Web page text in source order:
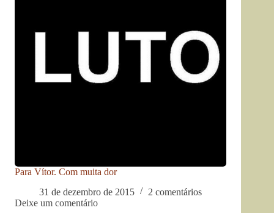
Para Vítor. Com muita dor
31 de dezembro de 2015
2 comentários
Deixe um comentário